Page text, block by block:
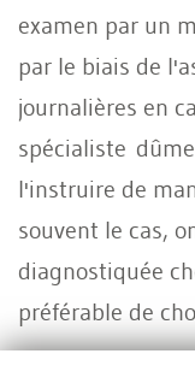
examen par un
par le biais de
journalières en
spécialiste
l'instruire de
souvent le cas,
diagnostiquée
préférable de